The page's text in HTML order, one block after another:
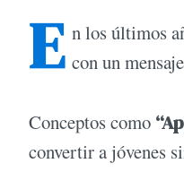
E n los últimos
con un
Conceptos como
convertir a jóvenes